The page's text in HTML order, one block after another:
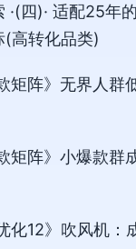
·(四)· 适配25年
(高转化品类)
矩阵》无界人群
矩阵》小爆款群
化12》吹风机：